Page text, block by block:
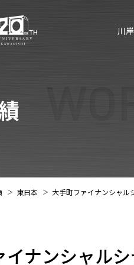
川
東日本 大手町ファイナンシャル
ナンシャル